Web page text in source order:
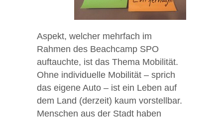
Aspekt, welcher mehrfach im
Rahmen des Beachcamp SPO
auftauchte, ist das Thema Mobilität.
Ohne individuelle Mobilität – sprich
das eigene Auto – ist ein Leben auf
dem Land (derzeit) kaum vorstellbar.
Menschen aus der Stadt haben